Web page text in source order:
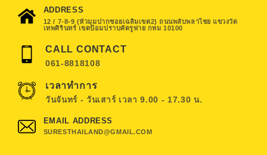
ADDRESS
12 / 7-8-9 (หัวมุมปากซอยเฉลิมเขต2) ถนนพลับพลาไชย แขวงวัด
เทพศิรินทร์ เขตป้อมปราบศัตรูพ่าย กทม 10100
CALL CONTACT
061-8818108
เวลาทำการ
วันจันทร์ - วันเสาร์ เวลา 9.00 - 17.30 น.
EMAIL ADDRESS
SURESTHAILAND@GMAIL.COM